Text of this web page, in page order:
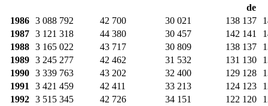
de
1986 3 088 792 42 700 30 021 138 137
1987 3 121 318 44 380 30 457 142 141
1988 3 165 022 43 717 30 809 138 137
1989 3 245 277 42 462 31 532 131 130
1990 3 339 763 43 202 32 400 129 128
1991
3 421 459 42 411 33 213 124 123
1992 3 515 345 42 726 34 151 122 120